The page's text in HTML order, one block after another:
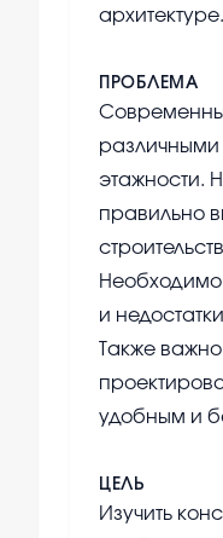
архитектуре.
ПРОБЛЕМА
различными
этажности.
правильно
и
Также
удобным и
ЦЕЛЬ
Изучить